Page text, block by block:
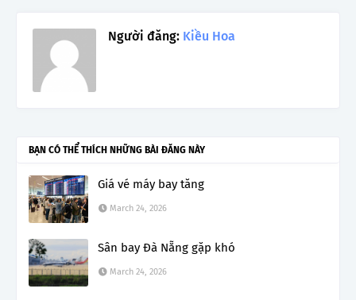
Người đăng: Kiều Hoa
BẠN CÓ THỂ THÍCH NHỮNG BÀI ĐĂNG NÀY
Giá vé máy bay tăng
March 24, 2026
Sân bay Đà Nẵng gặp khó
March 24, 2026